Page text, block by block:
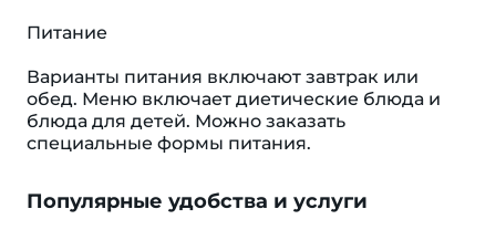
Питание
Варианты питания включают завтрак или
обед. Меню включает диетические блюда и
блюда для детей. Можно заказать
специальные формы питания.
Популярные удобства и услуги